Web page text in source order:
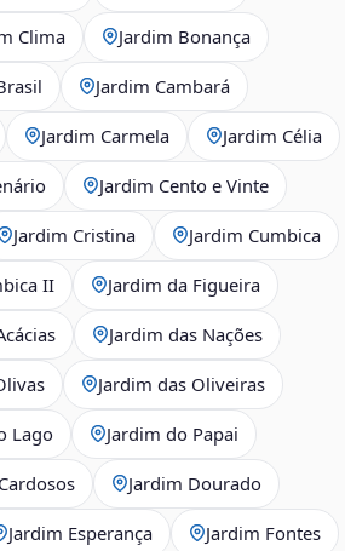
Clima Jardim Bonança
Jardim Cambará
Jardim Carmela Jardim Célia
Jardim Cento e Vinte
Jardim Cristina Jardim Cumbica
II Jardim da Figueira
Jardim das Nações
Jardim das Oliveiras
Lago Jardim do Papai
Jardim Dourado
Jardim Esperança Jardim Fontes